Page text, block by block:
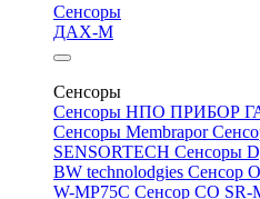
Сенсоры
ДАХ-М
Сенсоры
Сенсоры НПО ПРИБОР
Сенсоры Membrapor
SENSORTECH Сенсоры
BW technolodgies Сенсор
W-MP75C Сенсор CO SR-